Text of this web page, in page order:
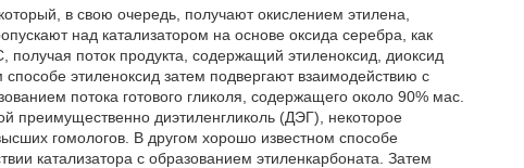
в свою очередь, получают окислением этилена,
над катализатором на основе оксида серебра, как
поток продукта, содержащий этиленоксид, диоксид
этиленоксид затем подвергают взаимодействию с
потока готового гликоля, содержащего около 90% мас.
преимущественно диэтиленгликоль (ДЭГ), некоторое
гомологов. В другом хорошо известном способе
катализатора с образованием этиленкарбоната. Затем